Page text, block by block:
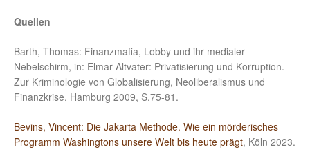
Quellen
Barth, Thomas: Finanzmafia, Lobby und ihr medialer
Nebelschirm, in: Elmar Altvater: Privatisierung und Korruption.
Zur Kriminologie von Globalisierung, Neoliberalismus und
Finanzkrise, Hamburg 2009, S.75-81.
Bevins, Vincent: Die Jakarta Methode. Wie ein mörderisches
Programm Washingtons unsere Welt bis heute prägt, Köln 2023.